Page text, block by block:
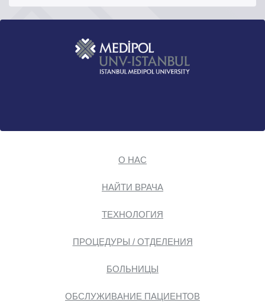
О НАС
НАЙТИ ВРАЧА
ТЕХНОЛОГИЯ
ПРОЦЕДУРЫ / ОТДЕЛЕНИЯ
БОЛЬНИЦЫ
ОБСЛУЖИВАНИЕ ПАЦИЕНТОВ